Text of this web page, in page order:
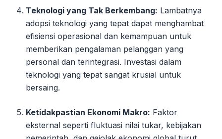
Teknologi yang Tak Berkembang: Lambatnya
adopsi teknologi yang tepat dapat menghambat
efisiensi operasional dan kemampuan untuk
memberikan pengalaman pelanggan yang
personal dan terintegrasi. Investasi dalam
teknologi yang tepat sangat krusial untuk
bersaing.
Ketidakpastian Ekonomi Makro: Faktor
eksternal seperti fluktuasi nilai tukar, kebijakan